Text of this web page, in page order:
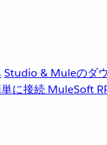
Studio & Muleのダ
に接続 MuleSoft